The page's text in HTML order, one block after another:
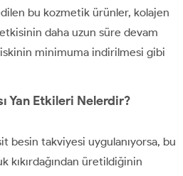
bu kozmetik ürünler, kolajen
daha uzun süre devam
minimuma indirilmesi gibi
Yan Etkileri Nelerdir?
besin takviyesi uygulanıyorsa, bu
kıkırdağından üretildiğinin